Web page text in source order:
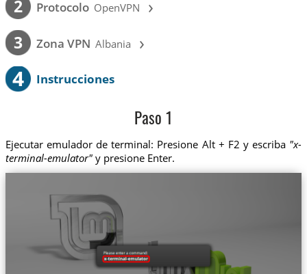
2 Protocolo OpenVPN ›
3 Zona VPN Albania ›
4 Instrucciones
Paso 1
Ejecutar emulador de terminal: Presione Alt + F2 y escriba "x-
terminal-emulator"y presione Enter.